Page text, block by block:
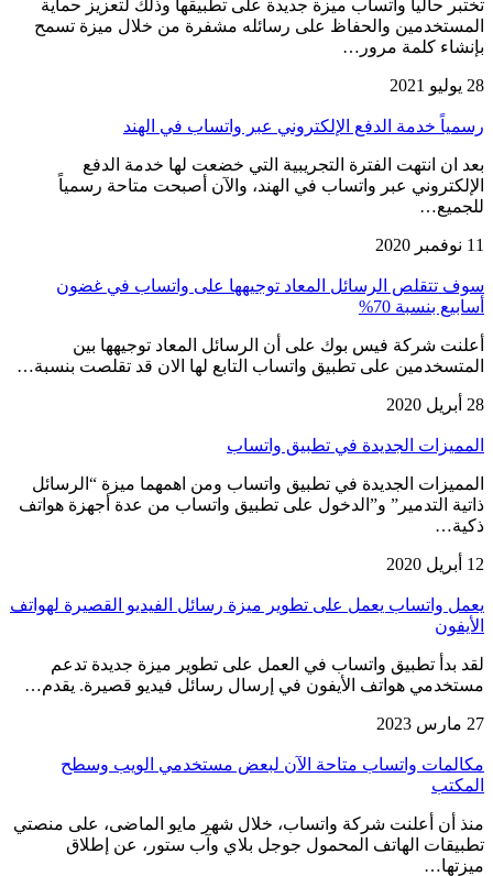
تختبر حاليا واتساب ميزة جديدة على تطبيقها وذلك لتعزيز حماية
المستخدمين والحفاظ على رسائله مشفرة من خلال ميزة تسمح
بإنشاء كلمة مرور…
28 يوليو 2021
رسمياً خدمة الدفع الإلكتروني عبر واتساب في الهند
بعد ان انتهت الفترة التجريبية التي خضعت لها خدمة الدفع
الإلكتروني عبر واتساب في الهند، والآن أصبحت متاحة رسمياً
للجميع…
11 نوفمبر 2020
سوف تتقلص الرسائل المعاد توجيهها على واتساب في غضون
أسابيع بنسبة 70%
أعلنت شركة فيس بوك على أن الرسائل المعاد توجيهها بين
المتسخدمين على تطبيق واتساب التابع لها الان قد تقلصت بنسبة…
28 أبريل 2020
المميزات الجديدة في تطبيق واتساب
المميزات الجديدة في تطبيق واتساب ومن اهمهما ميزة “الرسائل
ذاتية التدمير” و”الدخول على تطبيق واتساب من عدة أجهزة هواتف
ذكية…
12 أبريل 2020
يعمل واتساب يعمل على تطوير ميزة رسائل الفيديو القصيرة لهواتف
الأيفون
لقد بدأ تطبيق واتساب في العمل على تطوير ميزة جديدة تدعم
مستخدمي هواتف الأيفون في إرسال رسائل فيديو قصيرة. يقدم…
27 مارس 2023
مكالمات واتساب متاحة الآن لبعض مستخدمي الويب وسطح
المكتب
منذ أن أعلنت شركة واتساب، خلال شهر مايو الماضى، على منصتي
تطبيقات الهاتف المحمول جوجل بلاي وآب ستور، عن إطلاق
ميزتها…